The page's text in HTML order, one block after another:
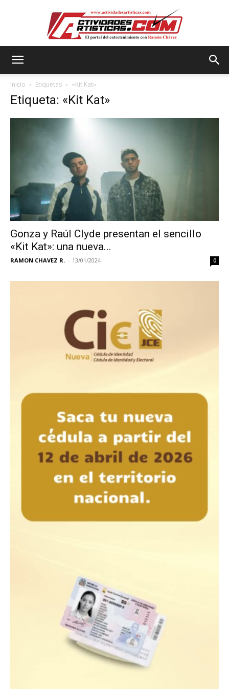
Inicio Etiquetas «Kit Kat»
Etiqueta: «Kit Kat»
Gonza y Raúl Clyde presentan el sencillo
«Kit Kat»: una nueva...
RAMON CHAVEZ R. - 13/01/2024 0